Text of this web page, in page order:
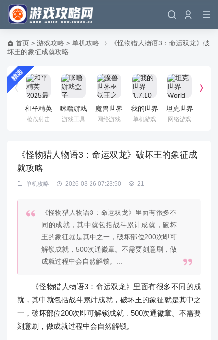
首页 > 游戏攻略 > 单机攻略
《怪物猎人物语3：命运双龙》破
坏王的象征成就攻略
精选
和平精英
2025最
枪战射击
咪噜游戏
盒子
游戏工具
魔兽世界
巫妖王之
网络游戏
我的世界
1.7.10电
单机游戏
坦克世界
World Of
网络游戏
《怪物猎人物语3：命运双龙》破坏王的象征成
就攻略
单机攻略 2026-03-26 07:23:50 21
《怪物猎人物语3：命运双龙》里面有很多不
同的成就，其中就包括战斗累计成就，破坏
王的象征就是其中之一，破坏部位200次即可
解锁成就，500次通徽章。不需要刻意刷，做
成就过程中会自然解锁。...
《怪物猎人物语3：命运双龙》里面有很多不同的成
就，其中就包括战斗累计成就，破坏王的象征就是其中之
一，破坏部位200次即可解锁成就，500次通徽章。不需要
刻意刷，做成就过程中会自然解锁。